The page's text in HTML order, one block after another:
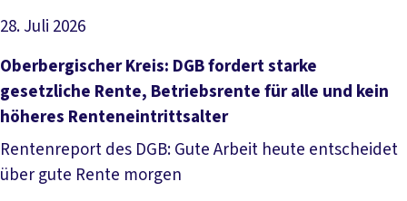
28. Juli 2026
Artikel lesen
Oberbergischer Kreis: DGB fordert starke
gesetzliche Rente, Betriebsrente für alle und kein
höheres Renteneintrittsalter
Rentenreport des DGB: Gute Arbeit heute entscheidet
über gute Rente morgen